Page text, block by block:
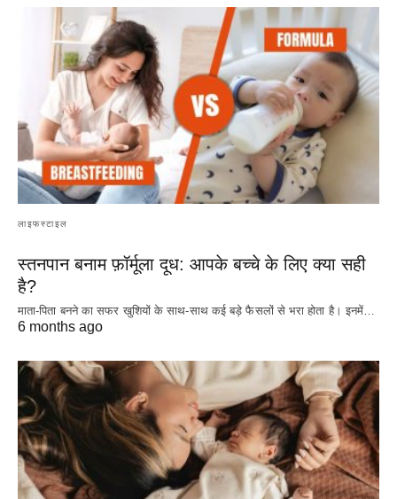
लाइफस्टाइल
स्तनपान बनाम फ़ॉर्मूला दूध: आपके बच्चे के लिए क्या सही
है?
माता-पिता बनने का सफर खुशियों के साथ-साथ कई बड़े फैसलों से भरा होता है। इनमें…
6 months ago